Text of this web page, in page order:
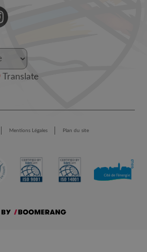
Translate
Mentions Légales Plan du site